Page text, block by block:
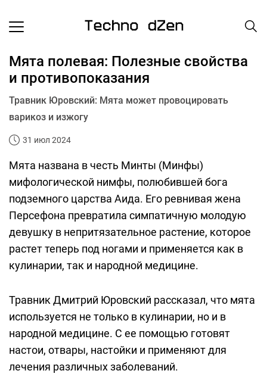
Мята полевая: Полезные свойства
и противопоказания
Травник Юровский: Мята может провоцировать
варикоз и изжогу
31 июл 2024
Мята названа в честь Минты (Минфы)
мифологической нимфы, полюбившей бога
подземного царства Аида. Его ревнивая жена
Персефона превратила симпатичную молодую
девушку в непритязательное растение, которое
растет теперь под ногами и применяется как в
кулинарии, так и народной медицине.
Травник Дмитрий Юровский рассказал, что мята
используется не только в кулинарии, но и в
народной медицине. С ее помощью готовят
настои, отвары, настойки и применяют для
лечения различных заболеваний.